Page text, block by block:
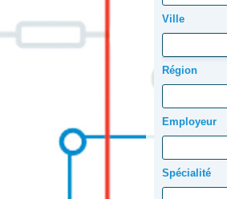
Ville
Région
Employeur
Spécialité